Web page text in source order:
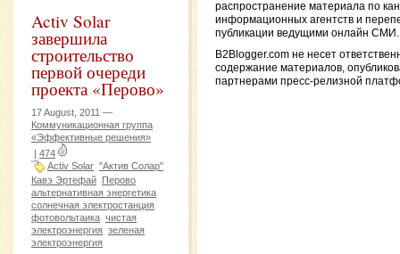
Activ Solar
завершила
строительство
первой очереди
проекта «Перово»
17 August, 2011 —
Коммуникационная группа
«Эффективные решения»
| 474
Activ Solar "Актив Солар"
Кавэ Эртефай Перово
альтернативная энергетика
солнечная электростанция
фотовольтаика чистая
электроэнергия зеленая
электроэнергия
распространение материала по
информационных агентств и
публикации ведущими онлайн СМИ.
B2Blogger.com не несет
содержание материалов,
партнерами пресс-релизной